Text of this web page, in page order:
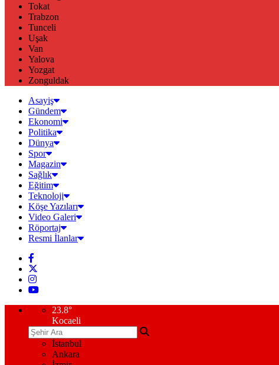
Tokat
Trabzon
Tunceli
Uşak
Van
Yalova
Yozgat
Zonguldak
Asayiş
Gündem
Ekonomi
Politika
Dünya
Spor
Magazin
Sağlık
Eğitim
Teknoloji
Köşe Yazıları
Video Galeri
Röportaj
Resmi İlanlar
23.8°
Kocaeli
İstanbul
Ankara